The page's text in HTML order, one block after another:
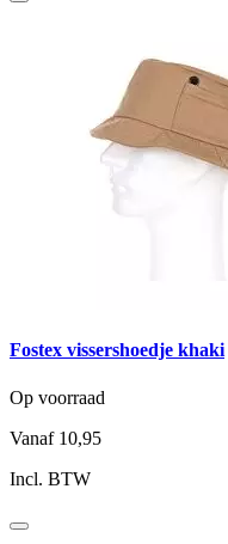
Fostex vissershoedje khaki
Op voorraad
Vanaf 10,95
Incl. BTW